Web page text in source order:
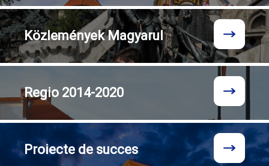
KözleményekMagyarul
Regio 2014-2020
Proiecte de succes